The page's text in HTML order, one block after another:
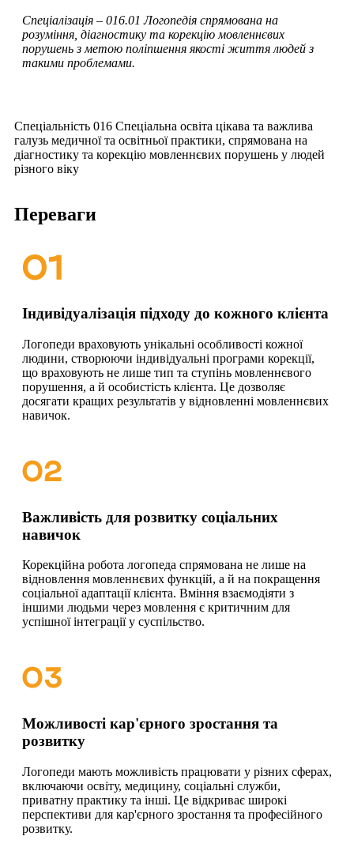
Спеціалізація – 016.01 Логопедія спрямована на
розуміння, діагностику та корекцію мовленнєвих
порушень з метою поліпшення якості життя людей з
такими проблемами.
Спеціальність 016 Спеціальна освіта цікава та важлива
галузь медичної та освітньої практики, спрямована на
діагностику та корекцію мовленнєвих порушень у людей
різного віку
Переваги
Індивідуалізація підходу до кожного клієнта
Логопеди враховують унікальні особливості кожної
людини, створюючи індивідуальні програми корекції,
що враховують не лише тип та ступінь мовленнєвого
порушення, а й особистість клієнта. Це дозволяє
досягати кращих результатів у відновленні мовленнєвих
навичок.
Важливість для розвитку соціальних
навичок
Корекційна робота логопеда спрямована не лише на
відновлення мовленнєвих функцій, а й на покращення
соціальної адаптації клієнта. Вміння взаємодіяти з
іншими людьми через мовлення є критичним для
успішної інтеграції у суспільство.
Можливості кар'єрного зростання та
розвитку
Логопеди мають можливість працювати у різних сферах,
включаючи освіту, медицину, соціальні служби,
приватну практику та інші. Це відкриває широкі
перспективи для кар'єрного зростання та професійного
розвитку.